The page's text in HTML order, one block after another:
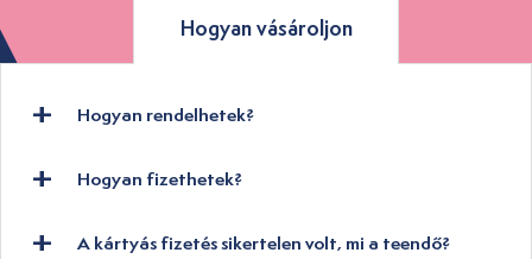
Hogyan vásároljon
Hogyan rendelhetek?
Hogyan fizethetek?
A kártyás fizetés sikertelen volt, mi a teendő?